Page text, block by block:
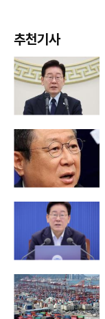
추천기사